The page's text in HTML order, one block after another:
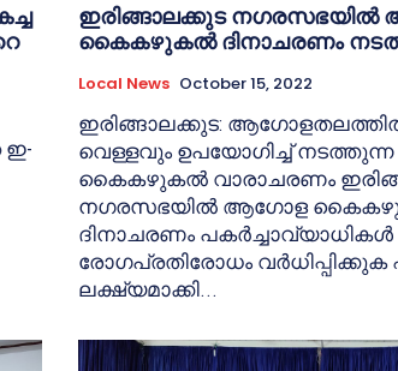
ഇ-
ഇരിങ്ങാലക്കുട
കൈകഴുകല്‍ ദിനാചരണം
Local News October 15, 2022
ഇരിങ്ങാലക്കുട:
വെള്ളവും ഉപയോഗിച്ച് നടത്തുന്ന
കൈകഴുകല്‍ വാരാചരണം
നഗരസഭയില്‍ ആഗോള
ദിനാചരണം
രോഗപ്രതിരോധം വര്‍ധിപ്പിക്കുക
ലക്ഷ്യമാക്കി...